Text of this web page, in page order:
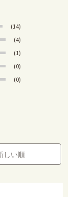
(14)
(4)
(1)
(0)
(0)
しい順